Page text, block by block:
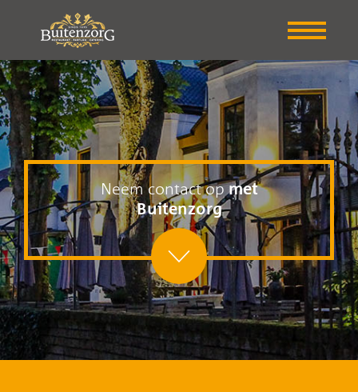
Neem contact opmet
Buitenzorg